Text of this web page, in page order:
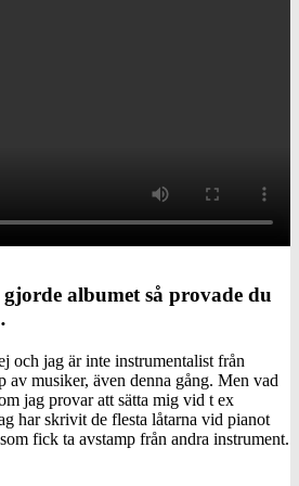
albumet så provade du
och jag är inte instrumentalist från
musiker, även denna gång. Men vad
jag provar att sätta mig vid t ex
har skrivit de flesta låtarna vid pianot
fick ta avstamp från andra instrument.